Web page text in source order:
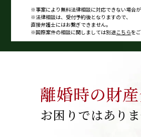
※事案により無料法律相談に対応できない場合が
※法律相談は、受付予約後となりますので、
直接弁護士にはお繋ぎできません。
※国際案件の相談に関しましては別途こちらを
離婚時の財
お困りではあり